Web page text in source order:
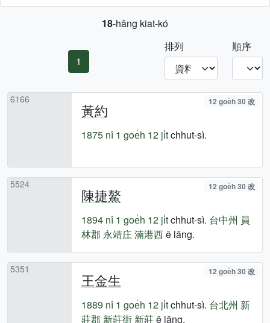
18-hāng kiat-kó
1
排列 順序
6166
黃約 12 goe̍h 30 改
1875 nî 1 goe̍h 12 ji̍tchhut-sì.
5524
陳捷鰲 12 goe̍h 30 改
1894 nî 1 goe̍h 12 ji̍tchhut-sì. 台中州 員
林郡 永靖庄湳港西ê lâng.
5351
王金生 12 goe̍h 30 改
1889 nî 1 goe̍h 12 ji̍tchhut-sì. 台北州 新
莊郡 新莊街 新莊ê lâng.